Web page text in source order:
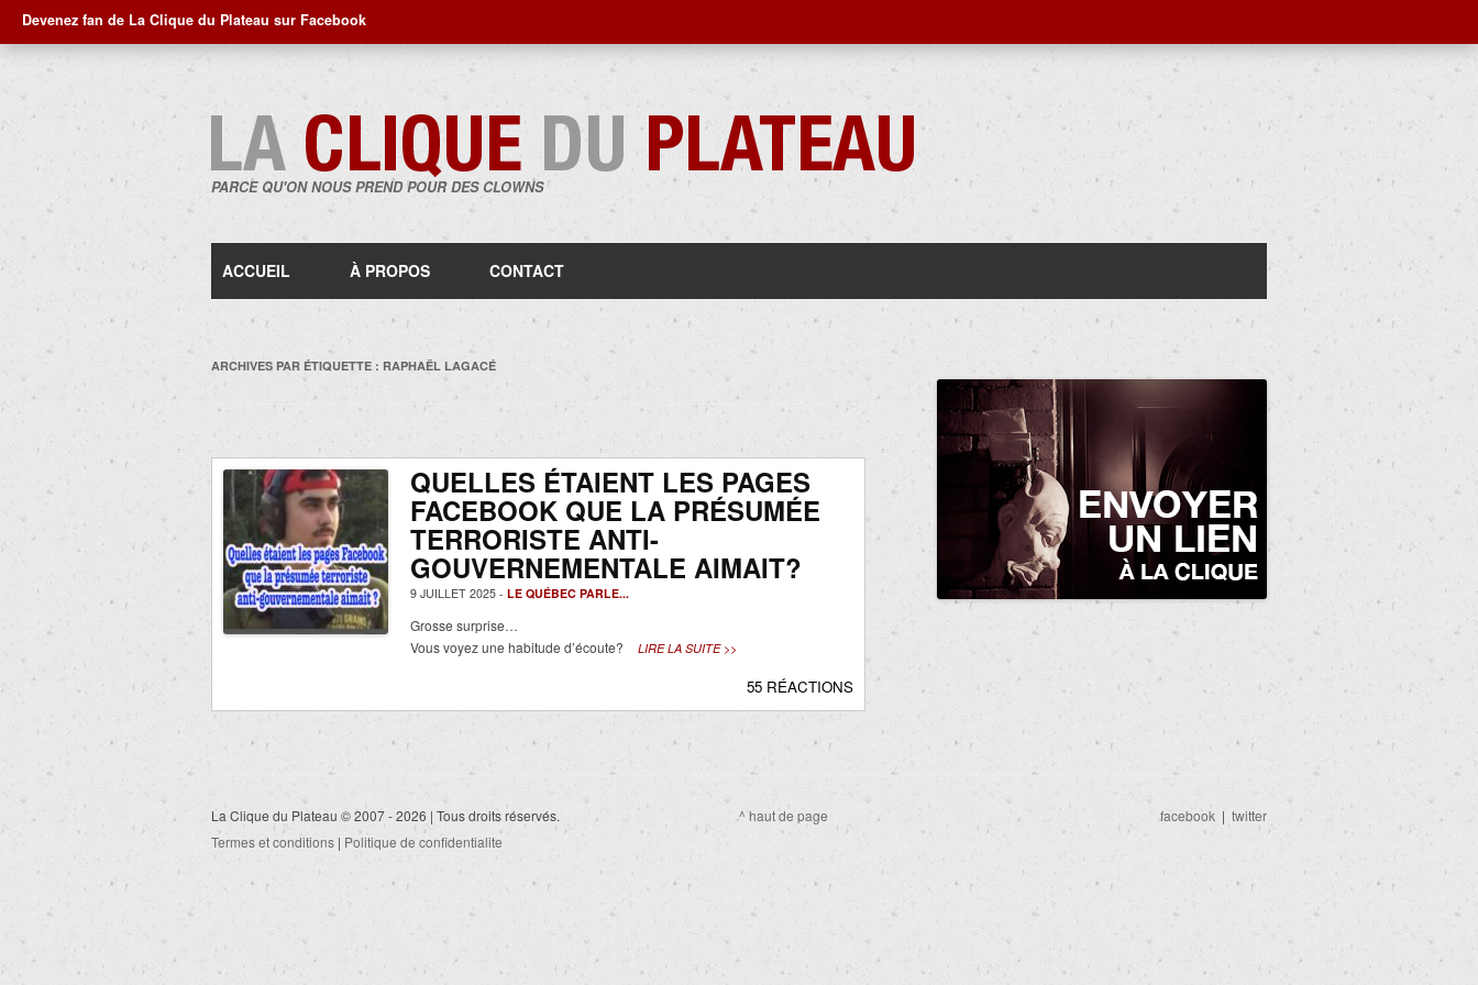
Devenez fan de La Clique du Plateau sur Facebook
PARCE QU'ON NOUS PREND POUR DES CLOWNS
au
ACCUEIL À PROPOS CONTACT
ARCHIVES PAR ÉTIQUETTE : RAPHAËL LAGACÉ
QUELLES ÉTAIENT LES PAGES
FACEBOOK QUE LA PRÉSUMÉE
TERRORISTE ANTI-
GOUVERNEMENTALE AIMAIT?
9 JUILLET 2025 - LE QUÉBEC PARLE...
Grosse surprise…
Vous voyez une habitude d’écoute?
LIRE LA SUITE >>
55 RÉACTIONS
La Clique du Plateau © 2007 - 2026 | Tous droits réservés.
Termes et conditions | Politique de confidentialite
^ haut de page facebook | twitter